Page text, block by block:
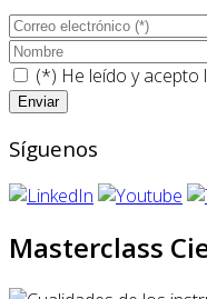
(*) He leído y acepto
Síguenos
Masterclass